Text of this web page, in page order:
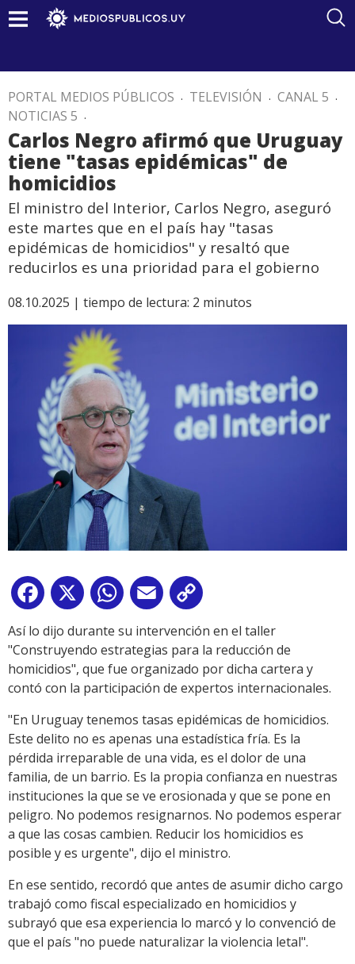
PORTAL MEDIOS PÚBLICOS . TELEVISIÓN . CANAL 5 .
NOTICIAS 5 .
Carlos Negro afirmó que Uruguay
tiene "tasas epidémicas" de
homicidios
El ministro del Interior, Carlos Negro, aseguró
este martes que en el país hay "tasas
epidémicas de homicidios" y resaltó que
reducirlos es una prioridad para el gobierno
08.10.2025 | tiempo de lectura: 2 minutos
Facebook
X WhatsApp
Email
Link
Así lo dijo durante su intervención en el taller
"Construyendo estrategias para la reducción de
homicidios", que fue organizado por dicha cartera y
contó con la participación de expertos internacionales.
"En Uruguay tenemos tasas epidémicas de homicidios.
Este delito no es apenas una estadística fría. Es la
pérdida irreparable de una vida, es el dolor de una
familia, de un barrio. Es la propia confianza en nuestras
instituciones la que se ve erosionada y que se pone en
peligro. No podemos resignarnos. No podemos esperar
a que las cosas cambien. Reducir los homicidios es
posible y es urgente", dijo el ministro.
En ese sentido, recordó que antes de asumir dicho cargo
trabajó como fiscal especializado en homicidios y
subrayó que esa experiencia lo marcó y lo convenció de
que el país "no puede naturalizar la violencia letal".